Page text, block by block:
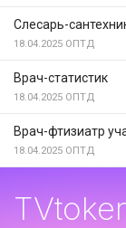
Слесарь-
18.04.2025 ОПТД
Врач-статистик
18.04.2025 ОПТД
Врач-фтизиатр
18.04.2025 ОПТД